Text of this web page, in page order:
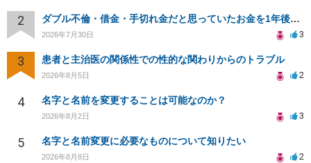
2 ダブル不倫・借金・手切れ金だと思っていたお金を1年後いまさら脅迫罪として通知書が来てまとめて請求
2026年7月30日 3
3 患者と主治医の関係性での性的な関わりからのトラブル
2026年8月5日 2
4 名字と名前を変更することは可能なのか？
2026年8月2日 3
5 名字と名前変更に必要なものについて知りたい
2026年8月8日 2